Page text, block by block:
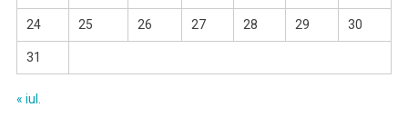
24 25 26 27 28 29 30
31
« iul.